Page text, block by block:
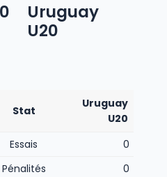
Uruguay
U20
Stat
Uruguay
U20
Essais
0
Pénalités
0